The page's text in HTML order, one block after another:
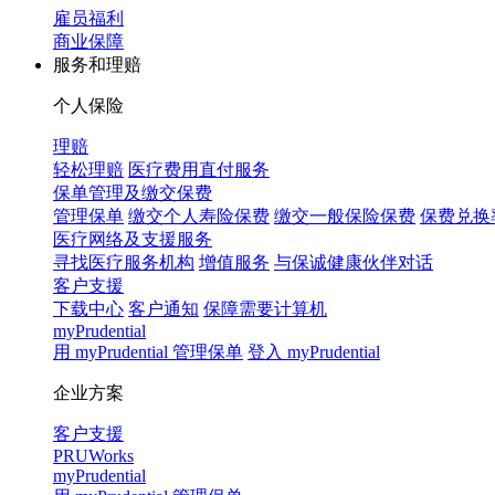
雇员福利
商业保障
服务和理赔
个人保险
理赔
轻松理赔 医疗费用直付服务
保单管理及缴交保费
管理保单 缴交个人寿险保费 缴交一般保险保费 保费兑换
医疗网络及支援服务
寻找医疗服务机构 增值服务 与保诚健康伙伴对话
客户支援
下载中心 客户通知 保障需要计算机
myPrudential
用 myPrudential 管理保单 登入 myPrudential
企业方案
客户支援
PRUWorks
myPrudential